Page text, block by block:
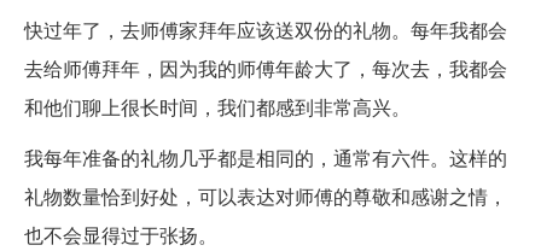
快过年了，去师傅家拜年应该送双份的礼物。每年我都会
去给师傅拜年，因为我的师傅年龄大了，每次去，我都会
和他们聊上很长时间，我们都感到非常高兴。
我每年准备的礼物几乎都是相同的，通常有六件。这样的
礼物数量恰到好处，可以表达对师傅的尊敬和感谢之情，
也不会显得过于张扬。